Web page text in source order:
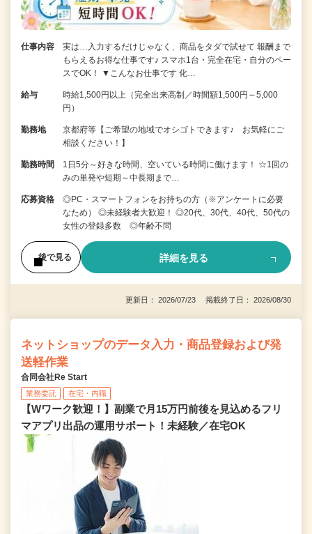
仕事内容
実は…入力するだけじゃなく、商品をタダで試せて 報酬まで
もらえるお得な仕事です♪ スマホ1台・完全在宅・自分のペー
スでOK！ ▼こんなお仕事です 化…
給与
時給1,500円以上（完全出来高制／時間額1,500円～5,000
円）
勤務地
京都府等【ご希望の地域でオシゴトできます♪ お気軽にご
相談ください！】
勤務時間
1日5分～好きな時間、空いている時間に働けます！ ☆1回の
みの単発や短期～中長期まで…
応募資格
◎PC・スマートフォンをお持ちの方（※アンケートに必要
なため） ◎未経験者大歓迎！ ◎20代、30代、40代、50代の
女性の登録多数 ◎年齢不問
後で見る 詳細を見る
更新日： 2026/07/23 掲載終了日： 2026/08/30
ネットショップのデータ入力・商品登録および発
送軽作業
合同会社Re Start
業務委託 在宅・内職
【Wワーク歓迎！】副業で月15万円前後を見込めるフリ
マアプリ出品の運用サポート！未経験／在宅OK